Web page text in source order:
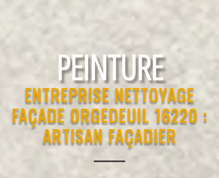
RAVALEMENT
ENTREPRISE NETTOYAGE
FAÇADE ORGEDEUIL 16220 :
ARTISAN FAÇADIER